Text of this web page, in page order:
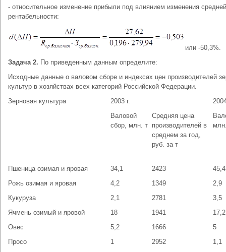
- относительное изменение прибыли под влиянием изменения средней
рентабельности:
или -50,3%.
Задача 2. По приведенным данным определите:
Исходные данные о валовом сборе и индексах цен производителей
культур в хозяйствах всех категорий Российской Федерации.
Зерновая культура
2003 г.
Валовой
сбор, млн. т
Средняя цена
производителей в
среднем за год,
руб. за т
Пшеница озимая и яровая 34,1 2423
45,4
Рожь озимая и яровая
4,2 1349
2,9
Кукуруза
2,1 2781
3,5
Ячмень озимый и яровой
18 1941
17,2
Овес
5,2 1666
5
Просо
1 2952
1,1